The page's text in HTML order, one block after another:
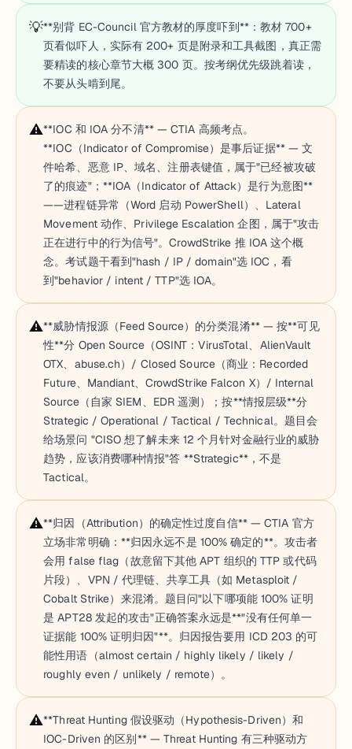
💡**别背 EC-Council 官方教材的厚度吓到**：教材 700+
页看似吓人，实际有 200+ 页是附录和工具截图，真正需
要精读的核心章节大概 300 页。按考纲优先级跳着读，
不要从头啃到尾。
⚠️**IOC 和 IOA 分不清** — CTIA 高频考点。
**IOC（Indicator of Compromise）是事后证据** — 文
件哈希、恶意 IP、域名、注册表键值，属于"已经被攻破
了的痕迹"；**IOA（Indicator of Attack）是行为意图**
——进程链异常（Word 启动 PowerShell）、Lateral
Movement 动作、Privilege Escalation 企图，属于"攻击
正在进行中的行为信号"。CrowdStrike 推 IOA 这个概
念。考试题干看到"hash / IP / domain"选 IOC，看
到"behavior / intent / TTP"选 IOA。
⚠️**威胁情报源（Feed Source）的分类混淆** — 按**可见
性**分 Open Source（OSINT：VirusTotal、AlienVault
OTX、abuse.ch）/ Closed Source（商业：Recorded
Future、Mandiant、CrowdStrike Falcon X）/ Internal
Source（自家 SIEM、EDR 遥测）；按**情报层级**分
Strategic / Operational / Tactical / Technical。题目会
给场景问 "CISO 想了解未来 12 个月针对金融行业的威胁
趋势，应该消费哪种情报"答 **Strategic**，不是
Tactical。
⚠️**归因（Attribution）的确定性过度自信** — CTIA 官方
立场非常明确：**归因永远不是 100% 确定的**。攻击者
会用 false flag（故意留下其他 APT 组织的 TTP 或代码
片段）、VPN / 代理链、共享工具（如 Metasploit /
Cobalt Strike）来混淆。题目问"以下哪项能 100% 证明
是 APT28 发起的攻击"正确答案永远是**"没有任何单一
证据能 100% 证明归因"**。归因报告要用 ICD 203 的可
能性用语（almost certain / highly likely / likely /
roughly even / unlikely / remote）。
⚠️**Threat Hunting 假设驱动（Hypothesis-Driven）和
IOC-Driven 的区别** — Threat Hunting 有三种驱动方